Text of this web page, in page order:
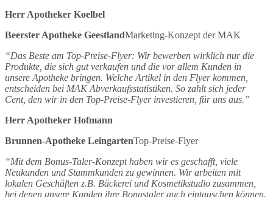
Herr Apotheker Koelbel
Beerster Apotheke GeestlandMarketing-Konzept der MAK
“Das Beste am Top-Preise-Flyer: Wir bewerben wirklich nur die
Produkte, die sich gut verkaufen und die vor allem Kunden in
unsere Apotheke bringen. Welche Artikel in den Flyer kommen,
entscheiden bei MAK Abverkaufsstatistiken. So zahlt sich jeder
Cent, den wir in den Top-Preise-Flyer investieren, für uns aus.”
Herr Apotheker Hofmann
Brunnen-Apotheke LeingartenTop-Preise-Flyer
“Mit dem Bonus-Taler-Konzept haben wir es geschafft, viele
Neukunden und Stammkunden zu gewinnen. Wir arbeiten mit
lokalen Geschäften z.B. Bäckerei und Kosmetikstudio zusammen,
bei denen unsere Kunden ihre Bonustaler auch eintauschen können.